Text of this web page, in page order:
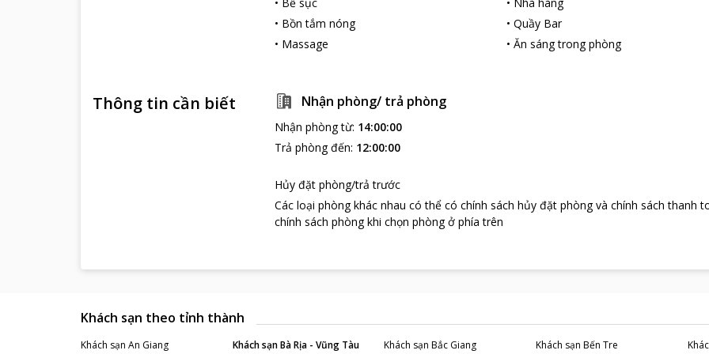
những món ăn nổi tiếng của châu Á và Châu Âu.
Một số điểm du lịch hấp dẫn quanh Bamboo Green Riverside Hotel
nhiều điểm đến hấp dẫn khác nữa..
Bamboo Green Riverside Hotelsở hữu một vị trí lý tưởng cho kì nghỉ của các du
vậy mà nó là lựa chọn thông minh cho các du khách khi đến thành phố này.
• Bồn tắm nóng
• Massage
•Quầy Bar
•Ăn sáng trong phòng
Thông tin cần biết Nhận phòng/ trả phòng
Nhận phòng từ: 14:00:00
Trả phòng đến: 12:00:00
Hủy đặt phòng/trả trước
Các loại phòng khác nhau có thể có chính sách hủy đặt phòng và chính sách thanh
chính sách phòng khi chọn phòng ở phía trên
Khách sạn theo tỉnh thành
Khách sạn An Giang Khách sạnBà Rịa - Vũng Tàu Khách sạn Bắc Giang Khách sạn Bến Tre